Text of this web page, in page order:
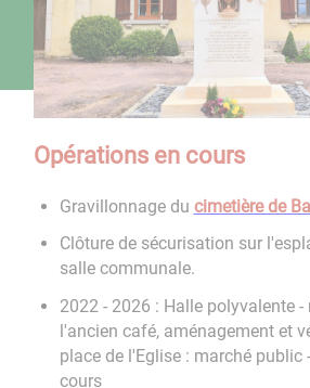
Opérations en cours
Gravillonnage du cimetière de
Clôture de sécurisation sur
salle communale.
2022 - 2026 : Halle polyvalente
l'ancien café, aménagement et
place de l'Eglise : marché public
cours